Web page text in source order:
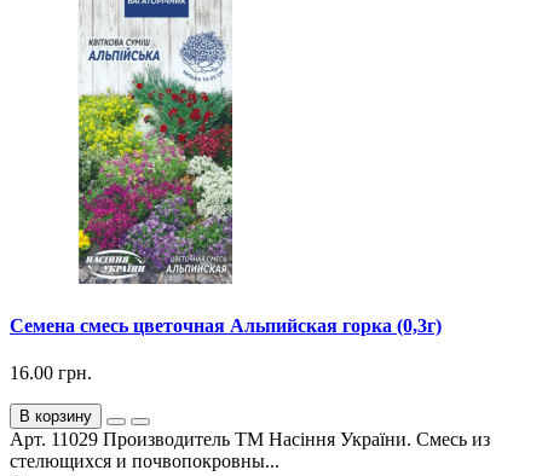
Семена смесь цветочная Альпийская горка (0,3г)
16.00 грн.
В корзину
Арт. 11029 Производитель ТМ Насіння України. Смесь из
стелющихся и почвопокровны...